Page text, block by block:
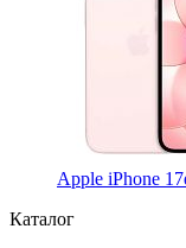
Apple iPhone
Каталог